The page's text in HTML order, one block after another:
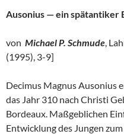
Ausonius — ein spätantiker
von Michael P. Schmude,
(1995), 3-9]
Decimus Magnus Ausonius
das Jahr 310 nach Christi
Bordeaux. Maßgeblichen
Entwicklung des Jungen